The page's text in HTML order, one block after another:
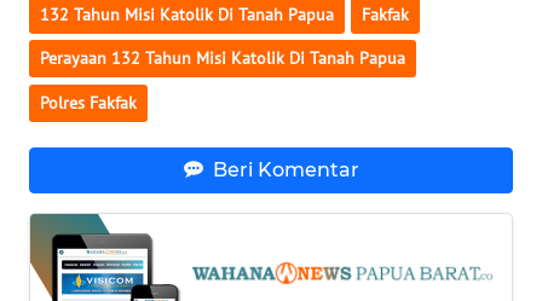
132 Tahun Misi Katolik Di Tanah Papua Fakfak
Perayaan 132 Tahun Misi Katolik Di Tanah Papua
Polres Fakfak
Beri Komentar
WN
NUSANTARA
JATIM